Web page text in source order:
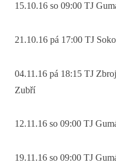
15.10.16 so 09:00 TJ
21.10.16 pá 17:00 TJ
04.11.16 pá 18:15 TJ
Zubří
12.11.16 so 09:00 TJ
19.11.16 so 09:00 TJ